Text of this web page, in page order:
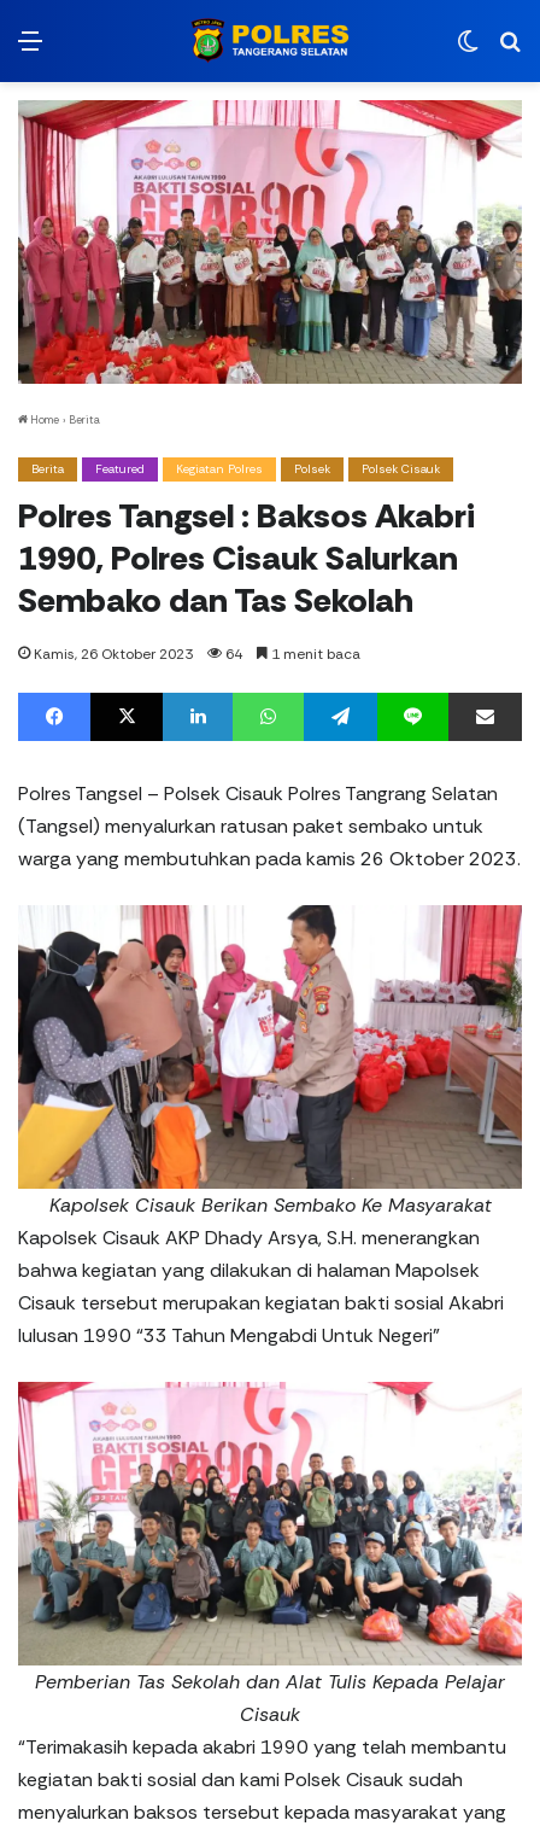
Menu
Home › Berita
Berita Featured Kegiatan Polres Polsek Polsek Cisauk
Polres Tangsel : Baksos Akabri
1990, Polres Cisauk Salurkan
Sembako dan Tas Sekolah
Kamis, 26 Oktober 2023 64 1 menit baca
FacebookX LinkedIn WhatsAppTelegramLine %s
Polres Tangsel – Polsek Cisauk Polres Tangrang Selatan
(Tangsel) menyalurkan ratusan paket sembako untuk
warga yang membutuhkan pada kamis 26 Oktober 2023.
Kapolsek Cisauk Berikan Sembako Ke Masyarakat
Kapolsek Cisauk AKP Dhady Arsya, S.H. menerangkan
bahwa kegiatan yang dilakukan di halaman Mapolsek
Cisauk tersebut merupakan kegiatan bakti sosial Akabri
lulusan 1990 “33 Tahun Mengabdi Untuk Negeri”
Pemberian Tas Sekolah dan Alat Tulis Kepada Pelajar
Cisauk
“Terimakasih kepada akabri 1990 yang telah membantu
kegiatan bakti sosial dan kami Polsek Cisauk sudah
menyalurkan baksos tersebut kepada masyarakat yang